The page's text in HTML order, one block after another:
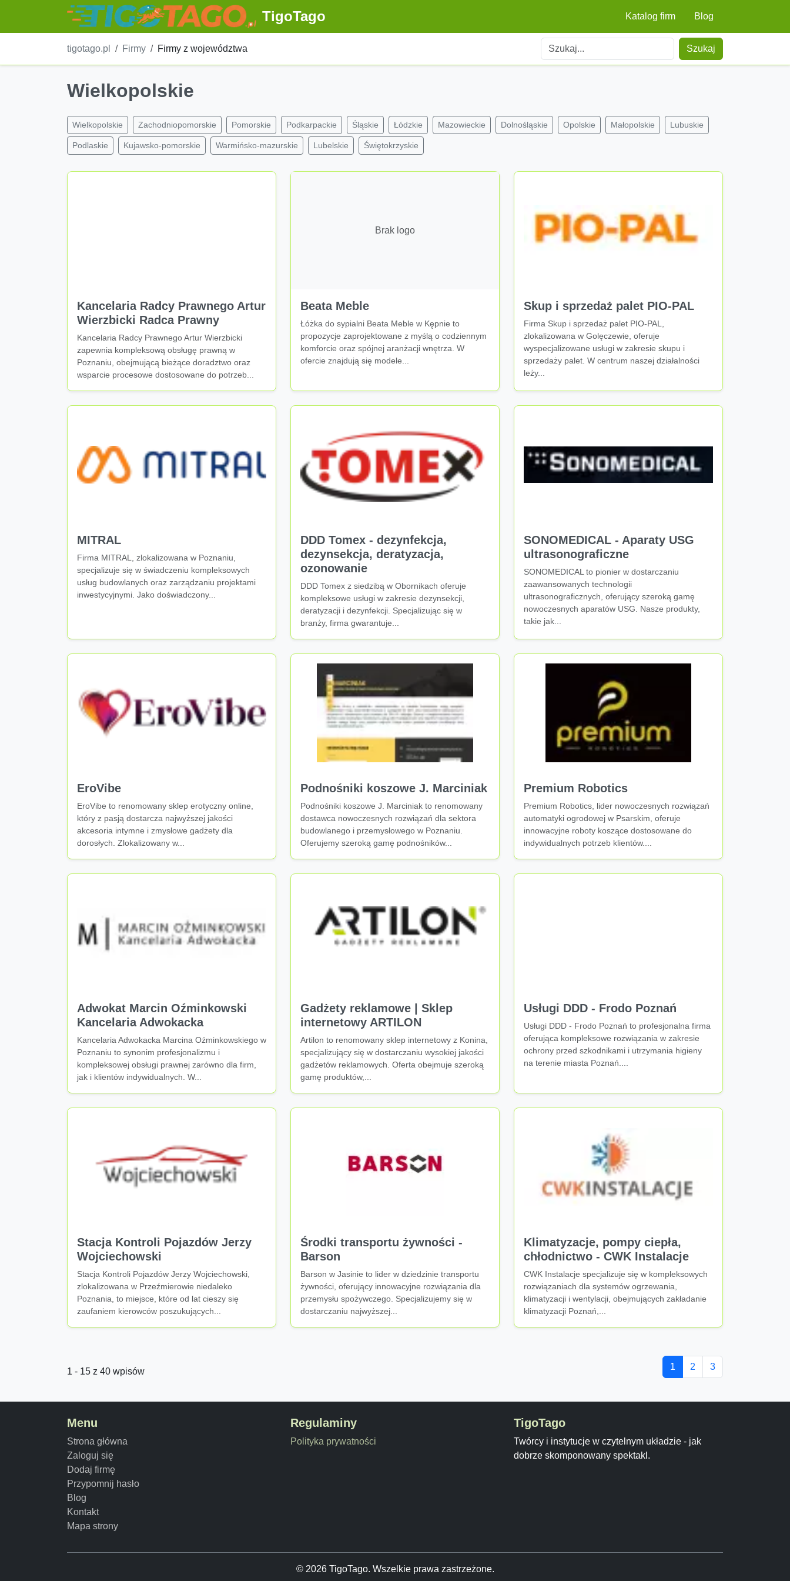
TigoTago Katalog firm Blog
tigotago.pl Firmy Firmy z województwa Szukaj
Wielkopolskie
Wielkopolskie Zachodniopomorskie Pomorskie Podkarpackie Śląskie Łódzkie Mazowieckie Dolnośląskie Opolskie Małopolskie Lubuskie
Podlaskie Kujawsko-pomorskie Warmińsko-mazurskie Lubelskie Świętokrzyskie
Kancelaria Radcy Prawnego Artur
Wierzbicki Radca Prawny
Kancelaria Radcy Prawnego Artur Wierzbicki
zapewnia kompleksową obsługę prawną w
Poznaniu, obejmującą bieżące doradztwo oraz
wsparcie procesowe dostosowane do potrzeb...
Brak logo
Beata Meble
Łóżka do sypialni Beata Meble w Kępnie to
propozycje zaprojektowane z myślą o codziennym
komforcie oraz spójnej aranżacji wnętrza. W
ofercie znajdują się modele...
Skup i sprzedaż palet PIO-PAL
Firma Skup i sprzedaż palet PIO-PAL,
zlokalizowana w Golęczewie, oferuje
wyspecjalizowane usługi w zakresie skupu i
sprzedaży palet. W centrum naszej działalności
leży...
MITRAL
Firma MITRAL, zlokalizowana w Poznaniu,
specjalizuje się w świadczeniu kompleksowych
usług budowlanych oraz zarządzaniu projektami
inwestycyjnymi. Jako doświadczony...
DDD Tomex - dezynfekcja,
dezynsekcja, deratyzacja,
ozonowanie
DDD Tomex z siedzibą w Obornikach oferuje
kompleksowe usługi w zakresie dezynsekcji,
deratyzacji i dezynfekcji. Specjalizując się w
branży, firma gwarantuje...
SONOMEDICAL - Aparaty USG
ultrasonograficzne
SONOMEDICAL to pionier w dostarczaniu
zaawansowanych technologii
ultrasonograficznych, oferujący szeroką gamę
nowoczesnych aparatów USG. Nasze produkty,
takie jak...
EroVibe
EroVibe to renomowany sklep erotyczny online,
który z pasją dostarcza najwyższej jakości
akcesoria intymne i zmysłowe gadżety dla
dorosłych. Zlokalizowany w...
Podnośniki koszowe J. Marciniak
Podnośniki koszowe J. Marciniak to renomowany
dostawca nowoczesnych rozwiązań dla sektora
budowlanego i przemysłowego w Poznaniu.
Oferujemy szeroką gamę podnośników...
Premium Robotics
Premium Robotics, lider nowoczesnych rozwiązań
automatyki ogrodowej w Psarskim, oferuje
innowacyjne roboty koszące dostosowane do
indywidualnych potrzeb klientów....
Adwokat Marcin Oźminkowski
Kancelaria Adwokacka
Kancelaria Adwokacka Marcina Oźminkowskiego w
Poznaniu to synonim profesjonalizmu i
kompleksowej obsługi prawnej zarówno dla firm,
jak i klientów indywidualnych. W...
Gadżety reklamowe | Sklep
internetowy ARTILON
Artilon to renomowany sklep internetowy z Konina,
specjalizujący się w dostarczaniu wysokiej jakości
gadżetów reklamowych. Oferta obejmuje szeroką
gamę produktów,...
Usługi DDD - Frodo Poznań
Usługi DDD - Frodo Poznań to profesjonalna firma
oferująca kompleksowe rozwiązania w zakresie
ochrony przed szkodnikami i utrzymania higieny
na terenie miasta Poznań....
Stacja Kontroli Pojazdów Jerzy
Wojciechowski
Stacja Kontroli Pojazdów Jerzy Wojciechowski,
zlokalizowana w Przeźmierowie niedaleko
Poznania, to miejsce, które od lat cieszy się
zaufaniem kierowców poszukujących...
Środki transportu żywności -
Barson
Barson w Jasinie to lider w dziedzinie transportu
żywności, oferujący innowacyjne rozwiązania dla
przemysłu spożywczego. Specjalizujemy się w
dostarczaniu najwyższej...
Klimatyzacje, pompy ciepła,
chłodnictwo - CWK Instalacje
CWK Instalacje specjalizuje się w kompleksowych
rozwiązaniach dla systemów ogrzewania,
klimatyzacji i wentylacji, obejmujących zakładanie
klimatyzacji Poznań,...
1 - 15 z 40 wpisów 1 2 3
Menu
Strona główna
Zaloguj się
Dodaj firmę
Przypomnij hasło
Blog
Kontakt
Mapa strony
Regulaminy
Polityka prywatności
TigoTago
Twórcy i instytucje w czytelnym układzie - jak
dobrze skomponowany spektakl.
© 2026 TigoTago. Wszelkie prawa zastrzeżone.